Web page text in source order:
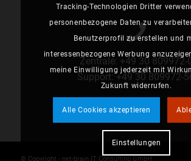
Zentrale: +49 30 809972-
Support:+49 30 809972-
© Copyright - net-brain IT Consulting GmbH
Tracking-Technologien Dritter
personenbezogene Daten zu
Benutzerprofil zu erstellen und
interessenbezogene Werbung
meine Einwilligung jederzeit mit
Zukunft widerrufen.
Alle Cookies akzeptieren
Einstellungen